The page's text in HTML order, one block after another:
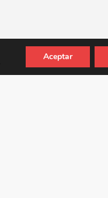
Aceptar